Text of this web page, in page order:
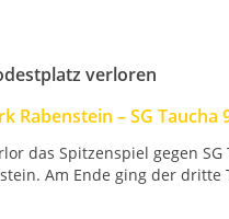
verloren
Rabenstein – SG Taucha
das Spitzenspiel gegen
Am Ende ging der dritte